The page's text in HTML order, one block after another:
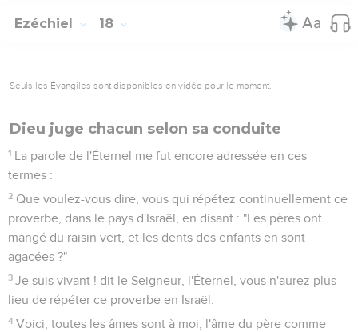
Ezéchiel 18
Seuls les Évangiles sont disponibles en vidéo pour le moment.
Dieu juge chacun selon sa conduite
1 La parole de l'Éternel me fut encore adressée en ces
termes :
2 Que voulez-vous dire, vous qui répétez continuellement ce
proverbe, dans le pays d'Israël, en disant : "Les pères ont
mangé du raisin vert, et les dents des enfants en sont
agacées ?"
3 Je suis vivant ! dit le Seigneur, l'Éternel, vous n'aurez plus
lieu de répéter ce proverbe en Israël.
4 Voici, toutes les âmes sont à moi, l'âme du père comme